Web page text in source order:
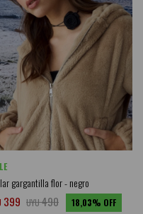
gargantilla flor - negro
399 UYU490 18,03